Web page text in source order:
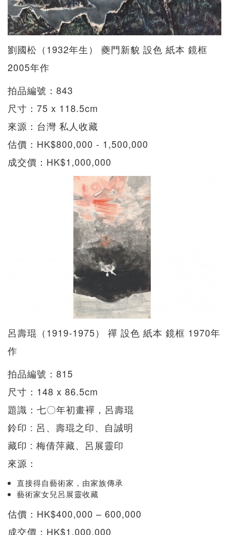
劉國松（1932年生） 夔門新貌 設色 紙本 鏡框
2005年作
拍品編號：843
尺寸：75 x 118.5cm
來源：台灣 私人收藏
估價：HK$800,000 - 1,500,000
成交價：HK$1,000,000
呂壽琨（1919-1975） 禪 設色 紙本 鏡框 1970年
作
拍品編號：815
尺寸：148 x 86.5cm
題識：七〇年初畫襌，呂壽琨
鈴印 : 呂、壽琨之印、自誠明
藏印 : 梅倩萍藏、呂展靈印
來源：
直接得自藝術家，由家族傳承
藝術家女兒呂展靈收藏
估價：HK$400,000 – 600,000
成交價：HK$1,000,000